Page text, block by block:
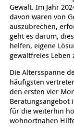
Hör- und
Gewalt. Im Jahr
davon waren von
auszubrechen,
geht es darum,
helfen, eigene
gewaltfreies Leben
Die Altersspanne
häufigsten
den ersten vier
Beratungsangebot
für die weiterhin
wohnortnahen